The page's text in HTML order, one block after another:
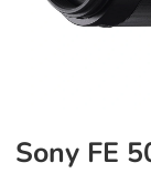
Sony FE